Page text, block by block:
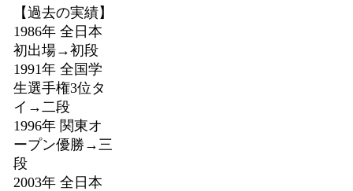
【過去の実績】
1986年 全日本
初出場→初段
1991年 全国学
生選手権3位タ
イ→二段
1996年 関東オ
ープン優勝→三
段
2003年 全日本